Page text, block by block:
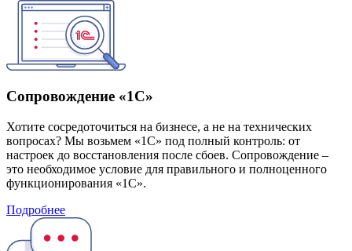
Сопровождение «1С»
Хотите сосредоточиться на бизнесе, а не на технических
вопросах? Мы возьмем «1С» под полный контроль: от
настроек до восстановления после сбоев. Сопровождение –
это необходимое условие для правильного и полноценного
функционирования «1С».
Подробнее